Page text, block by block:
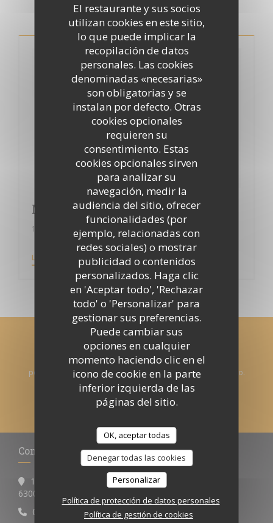
El restaurante y sus socios
utilizan cookies en este sitio,
lo que puede implicar la
recopilación de datos
personales. Las cookies
denominadas «necesarias»
son obligatorias y se
instalan por defecto. Otras
cookies opcionales
requieren su
consentimiento. Estas
cookies opcionales sirven
para analizar su
navegación, medir la
audiencia del sitio, ofrecer
funcionalidades (por
ejemplo, relacionadas con
redes sociales) o mostrar
publicidad o contenidos
personalizados. Haga clic
en 'Aceptar todo', 'Rechazar
todo' o 'Personalizar' para
gestionar sus preferencias.
Puede cambiar sus
opciones en cualquier
momento haciendo clic en el
icono de cookie en la parte
inferior izquierda de las
páginas del sitio.
OK, aceptar todas
Denegar todas las cookies
Personalizar
Política de protección de datos personales
Política de gestión de cookies
Merci à "Le petit gourmet"
18/12/2014
LEA EL ARTICULO ((ABRE EN UNA NUEVA VENTANA))
Manténgase al día*
Suscríbase a nuestro boletín para recibir comunicaciones
personalizadas y ofertas de marketing por correo electrónico.
SUSCRIBIRSE
Contacto
12 BOULEVARD DESAIX
63000 CLERMONT FERRAND
04 73 34 36 87